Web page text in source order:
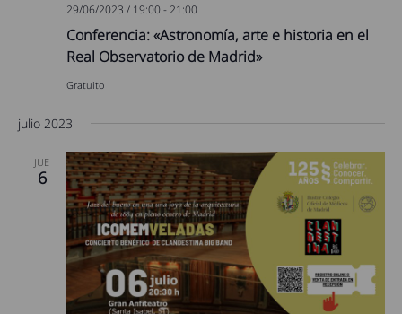
29/06/2023 / 19:00-21:00
Conferencia: «Astronomía, arte e historia en el
Real Observatorio de Madrid»
Gratuito
julio 2023
JUE
6